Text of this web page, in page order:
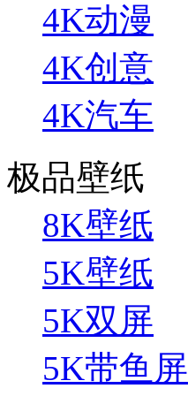
4K动漫
4K创意
4K汽车
极品壁纸
8K壁纸
5K壁纸
5K双屏
5K带鱼屏